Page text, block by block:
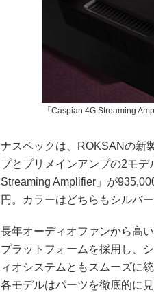
「Caspian 4G Streaming
ナスペックは、ROKSANの新
プとプリメインアンプの2モ
Streaming Amplifier」が
円。カラーはどちらもシルバ
長年オーディオファンから高
プラットフォームを採用し、
ィオシステムともスムーズに
各モデルはパーツを徹底的に